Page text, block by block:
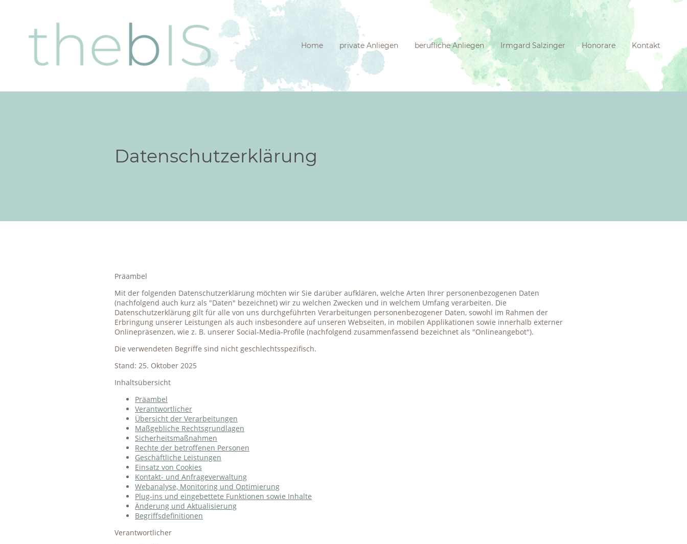
Home private Anliegen berufliche Anliegen Irmgard Salzinger Honorare Kontakt
Datenschutzerklärung
Präambel
Mit der folgenden Datenschutzerklärung möchten wir Sie darüber aufklären, welche Arten Ihrer personenbezogenen Daten
(nachfolgend auch kurz als "Daten" bezeichnet) wir zu welchen Zwecken und in welchem Umfang verarbeiten. Die
Datenschutzerklärung gilt für alle von uns durchgeführten Verarbeitungen personenbezogener Daten, sowohl im Rahmen der
Erbringung unserer Leistungen als auch insbesondere auf unseren Webseiten, in mobilen Applikationen sowie innerhalb externer
Onlinepräsenzen, wie z. B. unserer Social-Media-Profile (nachfolgend zusammenfassend bezeichnet als "Onlineangebot").
Die verwendeten Begriffe sind nicht geschlechtsspezifisch.
Stand: 25. Oktober 2025
Inhaltsübersicht
Präambel
Verantwortlicher
Übersicht der Verarbeitungen
Maßgebliche Rechtsgrundlagen
Sicherheitsmaßnahmen
Rechte der betroffenen Personen
Geschäftliche Leistungen
Einsatz von Cookies
Kontakt- und Anfrageverwaltung
Webanalyse, Monitoring und Optimierung
Plug-ins und eingebettete Funktionen sowie Inhalte
Änderung und Aktualisierung
Begriffsdefinitionen
Verantwortlicher